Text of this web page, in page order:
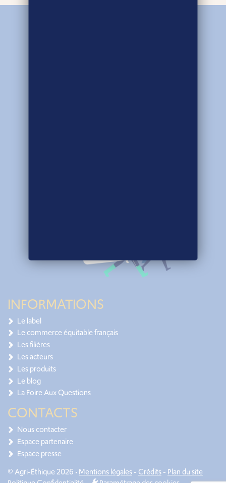
INFORMATIONS
Le label
Le commerce équitable français
Les filières
Les acteurs
Les produits
Le blog
La Foire Aux Questions
CONTACTS
Nous contacter
Espace partenaire
Espace presse
© Agri-Éthique 2026 •Mentions légales- Crédits- Plan du site